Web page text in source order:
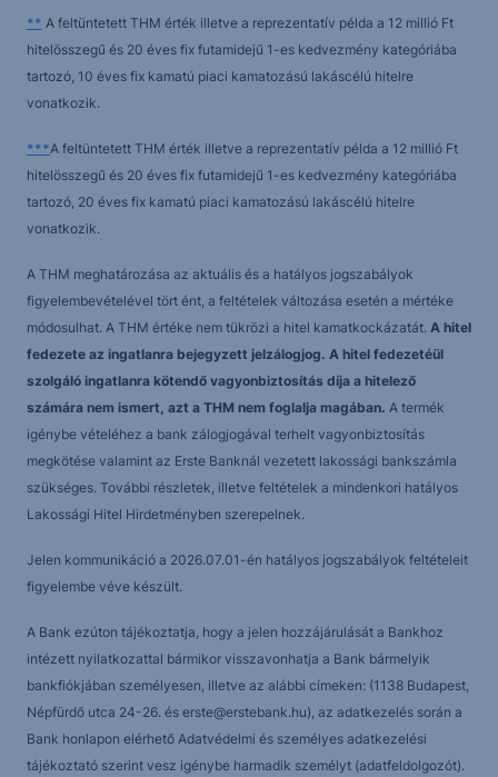
** A feltüntetett THM érték illetve a reprezentatív példa a 12 millió Ft
hitelösszegű és 20 éves fix futamidejű 1-es kedvezmény kategóriába
tartozó, 10 éves fix kamatú piaci kamatozású lakáscélú hitelre
vonatkozik.
***A feltüntetett THM érték illetve a reprezentatív példa a 12 millió Ft
hitelösszegű és 20 éves fix futamidejű 1-es kedvezmény kategóriába
tartozó, 20 éves fix kamatú piaci kamatozású lakáscélú hitelre
vonatkozik.
A THM meghatározása az aktuális és a hatályos jogszabályok
figyelembevételével tört ént, a feltételek változása esetén a mértéke
módosulhat. A THM értéke nem tükrözi a hitel kamatkockázatát. A hitel
fedezete az ingatlanra bejegyzett jelzálogjog. A hitel fedezetéül
szolgáló ingatlanra kötendő vagyonbiztosítás díja a hitelező
számára nem ismert, azt a THM nem foglalja magában. A termék
igénybe vételéhez a bank zálogjogával terhelt vagyonbiztosítás
megkötése valamint az Erste Banknál vezetett lakossági bankszámla
szükséges. További részletek, illetve feltételek a mindenkori hatályos
Lakossági Hitel Hirdetményben szerepelnek.
Jelen kommunikáció a 2026.07.01-én hatályos jogszabályok feltételeit
figyelembe véve készült.
A Bank ezúton tájékoztatja, hogy a jelen hozzájárulását a Bankhoz
intézett nyilatkozattal bármikor visszavonhatja a Bank bármelyik
bankfiókjában személyesen, illetve az alábbi címeken: (1138 Budapest,
Népfürdő utca 24-26. és erste@erstebank.hu), az adatkezelés során a
Bank honlapon elérhető Adatvédelmi és személyes adatkezelési
tájékoztató szerint vesz igénybe harmadik személyt (adatfeldolgozót).